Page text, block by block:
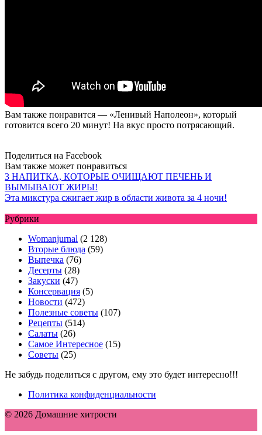
Вам также понравится — «Ленивый Наполеон», который
готовится всего 20 минут! На вкус просто потрясающий.
Поделиться на Facebook
Вам также может понравиться
3 НАПИТКА, КОТОРЫЕ ОЧИЩАЮТ ПЕЧЕНЬ И
ВЫМЫВАЮТ ЖИРЫ!
Эта микстура сжигает жир в области живота за 4 ночи!
Рубрики
Womanjurnal (2 128)
Вторые блюда (59)
Выпечка (76)
Десерты (28)
Закуски (47)
Консервация (5)
Новости (472)
Полезные советы (107)
Рецепты (514)
Салаты (26)
Самое Интересное (15)
Советы (25)
Не забудь поделиться с другом, ему это будет интересно!!!
Политика конфиденциальности
© 2026 Домашние хитрости